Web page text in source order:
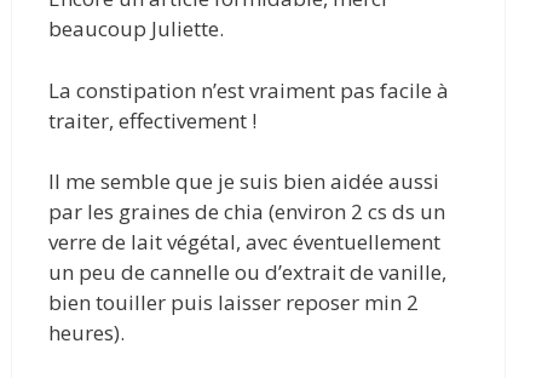
beaucoup Juliette.
La constipation n’est vraiment pas facile à
traiter, effectivement !
Il me semble que je suis bien aidée aussi
par les graines de chia (environ 2 cs ds un
verre de lait végétal, avec éventuellement
un peu de cannelle ou d’extrait de vanille,
bien touiller puis laisser reposer min 2
heures).